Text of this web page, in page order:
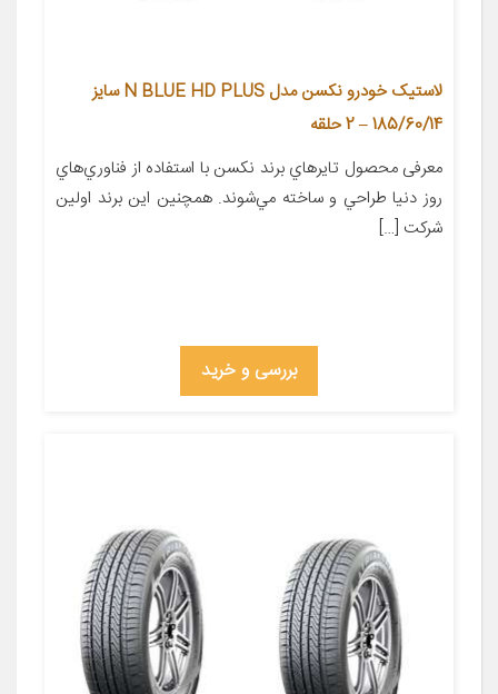
لاستیک خودرو نکسن مدل N BLUE HD PLUS سایز
185/60/14 – 2 حلقه
معرفی محصول تايرهاي برند نکسن با استفاده از فناوري‌هاي
روز دنيا طراحي و ساخته مي‌شوند. همچنين اين برند اولين
شرکت […]
بررسی و خرید